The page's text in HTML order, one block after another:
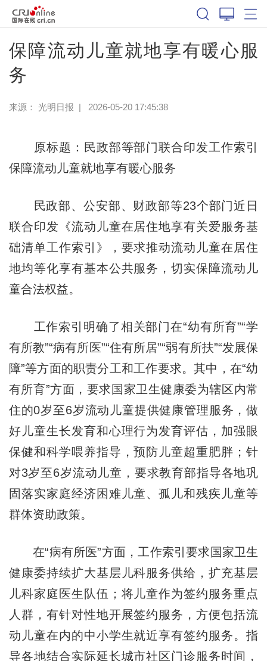
保障流动儿童就地享有暖心服
务
来源： 光明日报 | 2026-05-20 17:45:38
原标题：民政部等部门联合印发工作索引
保障流动儿童就地享有暖心服务
民政部、公安部、财政部等23个部门近日
联合印发《流动儿童在居住地享有关爱服务基
础清单工作索引》，要求推动流动儿童在居住
地均等化享有基本公共服务，切实保障流动儿
童合法权益。
工作索引明确了相关部门在“幼有所育”“学
有所教”“病有所医”“住有所居”“弱有所扶”“发展保
障”等方面的职责分工和工作要求。其中，在“幼
有所育”方面，要求国家卫生健康委为辖区内常
住的0岁至6岁流动儿童提供健康管理服务，做
好儿童生长发育和心理行为发育评估，加强眼
保健和科学喂养指导，预防儿童超重肥胖；针
对3岁至6岁流动儿童，要求教育部指导各地巩
固落实家庭经济困难儿童、孤儿和残疾儿童等
群体资助政策。
在“病有所医”方面，工作索引要求国家卫生
健康委持续扩大基层儿科服务供给，扩充基层
儿科家庭医生队伍；将儿童作为签约服务重点
人群，有针对性地开展签约服务，方便包括流
动儿童在内的中小学生就近享有签约服务。指
导各地结合实际延长城市社区门诊服务时间，